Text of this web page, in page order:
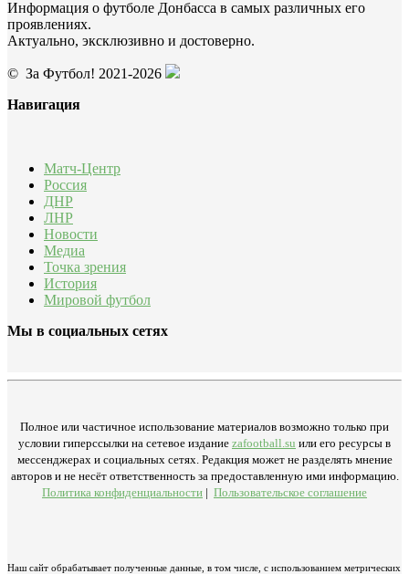
Информация о футболе Донбасса в самых различных его
проявлениях.
Актуально, эксклюзивно и достоверно.
© За Футбол! 2021-2026
Навигация
Матч-Центр
Россия
ДНР
ЛНР
Новости
Медиа
Точка зрения
История
Мировой футбол
Мы в социальных сетях
Полное или частичное использование материалов возможно только при
условии гиперссылки на сетевое издание zafootball.su или его ресурсы в
мессенджерах и социальных сетях. Редакция может не разделять мнение
авторов и не несёт ответственность за предоставленную ими информацию.
Политика конфиденциальности | Пользовательское соглашение
Наш сайт обрабатывает полученные данные, в том числе, с использованием метрических